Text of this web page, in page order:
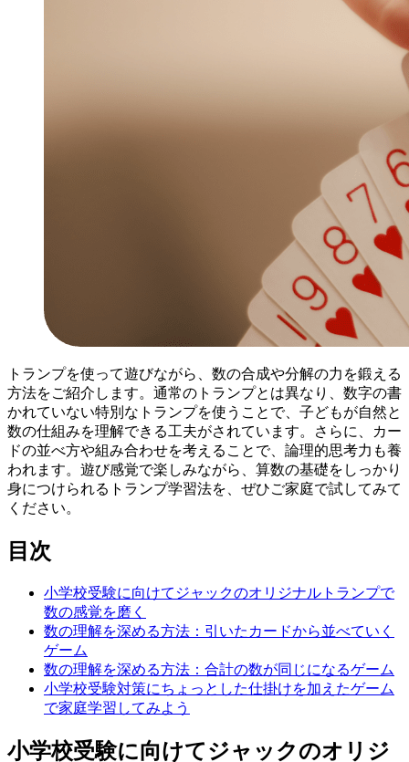
トランプを使って遊びながら、数の合成や分解の力を鍛える
方法をご紹介します。通常のトランプとは異なり、数字の書
かれていない特別なトランプを使うことで、子どもが自然と
数の仕組みを理解できる工夫がされています。さらに、カー
ドの並べ方や組み合わせを考えることで、論理的思考力も養
われます。遊び感覚で楽しみながら、算数の基礎をしっかり
身につけられるトランプ学習法を、ぜひご家庭で試してみて
ください。
目次
小学校受験に向けてジャックのオリジナルトランプで
数の感覚を磨く
数の理解を深める方法：引いたカードから並べていく
ゲーム
数の理解を深める方法：合計の数が同じになるゲーム
小学校受験対策にちょっとした仕掛けを加えたゲーム
で家庭学習してみよう
小学校受験に向けてジャックのオリジ